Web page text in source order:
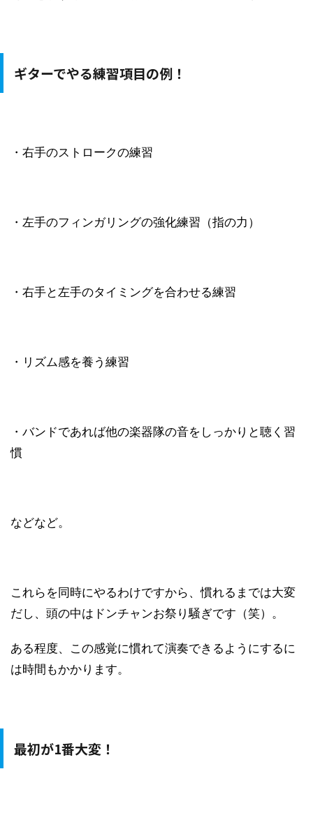
ギターでやる練習項目の例！
・右手のストロークの練習
・左手のフィンガリングの強化練習（指の力）
・右手と左手のタイミングを合わせる練習
・リズム感を養う練習
・バンドであれば他の楽器隊の音をしっかりと聴く習
慣
などなど。
これらを同時にやるわけですから、慣れるまでは大変
だし、頭の中はドンチャンお祭り騒ぎです（笑）。
ある程度、この感覚に慣れて演奏できるようにするに
は時間もかかります。
最初が1番大変！